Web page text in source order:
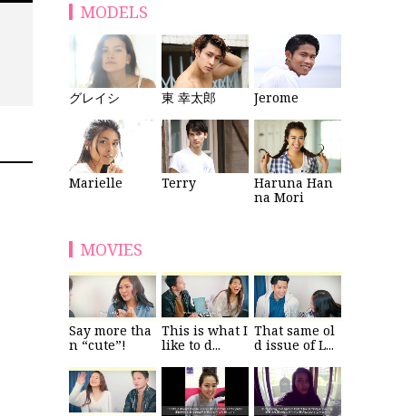
MODELS
グレイシ 東 幸太郎 Jerome
Marielle Terry
Haruna Han
na Mori
MOVIES
Say more tha
n “cute”!
This is what I
like to d...
That same ol
d issue of L...